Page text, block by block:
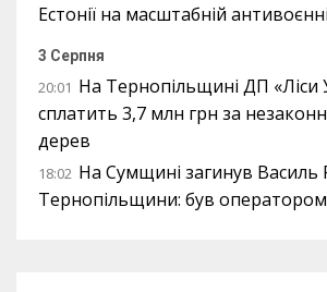
Естонії на масштабній
3 Серпня
20:01 На Тернопільщині ДП «Ліси
сплатить 3,7 млн грн за
дерев
18:02 На Сумщині загинув
Тернопільщини: був